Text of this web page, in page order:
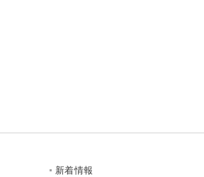
新着情報